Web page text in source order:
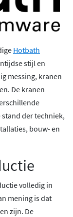
Hotbath
stijl en
messing, kranen
De kranen
der techniek,
bouw- en
volledig in
mening is dat
zijn. De